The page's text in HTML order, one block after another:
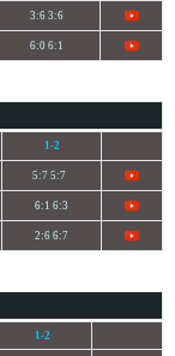
3:6 3:6
6:0 6:1
1-2
5:7 5:7
6:1 6:3
2:6 6:7
1-2